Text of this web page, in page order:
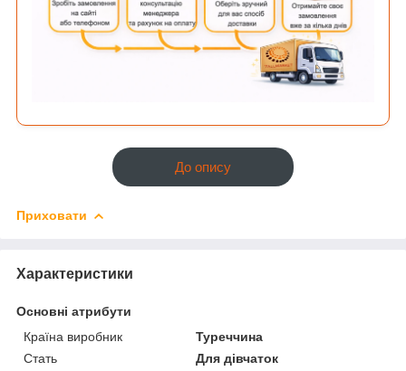
До опису
Приховати
Характеристики
Основні атрибути
Країна виробник
Туреччина
Стать
Для дівчаток